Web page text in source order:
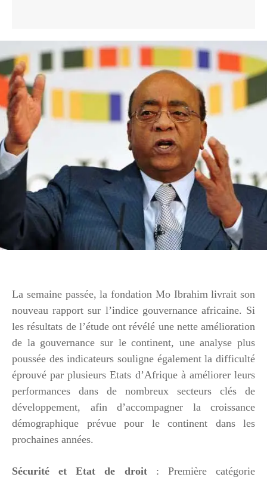
La semaine passée, la fondation Mo Ibrahim livrait son
nouveau rapport sur l’indice gouvernance africaine. Si
les résultats de l’étude ont révélé une nette amélioration
de la gouvernance sur le continent, une analyse plus
poussée des indicateurs souligne également la difficulté
éprouvé par plusieurs Etats d’Afrique à améliorer leurs
performances dans de nombreux secteurs clés de
développement, afin d’accompagner la croissance
démographique prévue pour le continent dans les
prochaines années.
Sécurité et Etat de droit : Première catégorie